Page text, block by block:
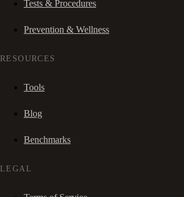
Tests & Procedures
Prevention & Wellness
RESOURCES
Tools
Blog
Benchmarks
LEGAL